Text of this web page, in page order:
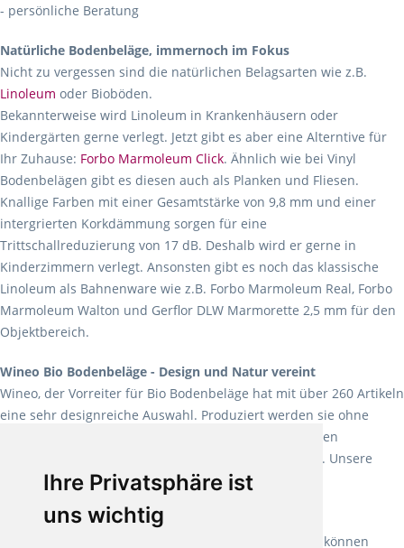
Ihre Privatsphäre ist
uns wichtig
- persönliche Beratung
Natürliche Bodenbeläge, immernoch im Fokus
Nicht zu vergessen sind die natürlichen Belagsarten wie z.B.
Linoleum oder Bioböden.
Bekannterweise wird Linoleum in Krankenhäusern oder
Kindergärten gerne verlegt. Jetzt gibt es aber eine Alterntive für
Ihr Zuhause: Forbo Marmoleum Click. Ähnlich wie bei Vinyl
Bodenbelägen gibt es diesen auch als Planken und Fliesen.
Knallige Farben mit einer Gesamtstärke von 9,8 mm und einer
intergrierten Korkdämmung sorgen für eine
Trittschallreduzierung von 17 dB. Deshalb wird er gerne in
Kinderzimmern verlegt. Ansonsten gibt es noch das klassische
Linoleum als Bahnenware wie z.B. Forbo Marmoleum Real, Forbo
Marmoleum Walton und Gerflor DLW Marmorette 2,5 mm für den
Objektbereich.
Wineo Bio Bodenbeläge - Design und Natur vereint
Wineo, der Vorreiter für Bio Bodenbeläge hat mit über 260 Artikeln
eine sehr designreiche Auswahl. Produziert werden sie ohne
Weichmacher und Lösungsmittel. Mit allen verfügbaren
Verlegearten ist er für jegliche Bauvorhaben attraktiv. Unsere
Empfehlung:Wineo 1000 Multi Layer XXL.
Teppiche für ein angenehmes Laufgefühl
machen es schon lange vor. Sie können